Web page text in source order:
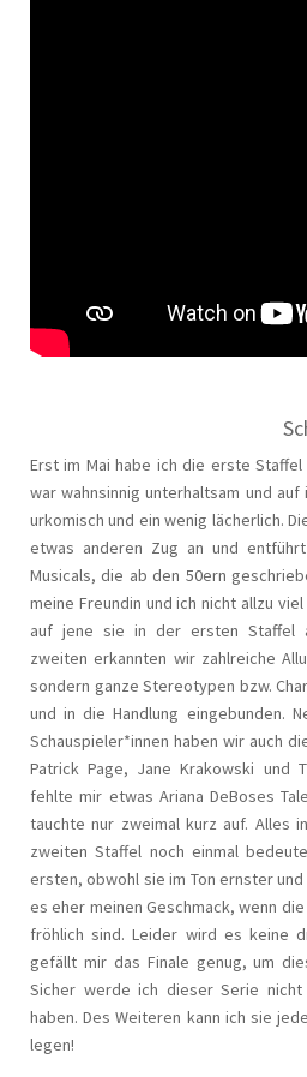
Erst im Mai habe ich die erste
war wahnsinnig unterhaltsam und auf
urkomisch und ein wenig lächerlich.
etwas anderen Zug an und
Musicals, die ab den 50ern
meine Freundin und ich nicht allzu
auf jene sie in der ersten Staffel
zweiten erkannten wir zahlreiche
sondern ganze Stereotypen bzw.
und in die Handlung eingebunden.
Schauspieler*innen haben wir auch
Patrick Page, Jane Krakowski und
fehlte mir etwas Ariana DeBoses
tauchte nur zweimal kurz auf. Alles
zweiten Staffel noch einmal
ersten, obwohl sie im Ton ernster
es eher meinen Geschmack, wenn
fröhlich sind. Leider wird es keine
gefällt mir das Finale genug, um
Sicher werde ich dieser Serie
haben. Des Weiteren kann ich sie
legen!